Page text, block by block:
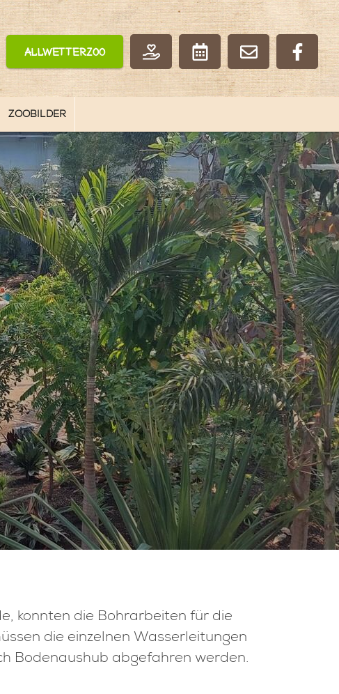
Allwetterzoo
ZOOBILDER
konnten die Bohrarbeiten für die
die einzelnen Wasserleitungen
Bodenaushub abgefahren werden.